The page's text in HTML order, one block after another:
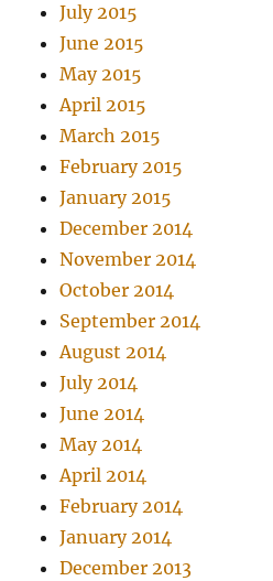
July 2015
June 2015
May 2015
April 2015
March 2015
February 2015
January 2015
December 2014
November 2014
October 2014
September 2014
August 2014
July 2014
June 2014
May 2014
April 2014
February 2014
January 2014
December 2013